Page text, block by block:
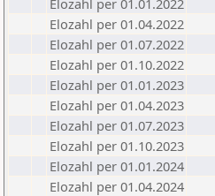
Elozahl per 01.01.2022
Elozahl per 01.04.2022
Elozahl per 01.07.2022
Elozahl per 01.10.2022
Elozahl per 01.01.2023
Elozahl per 01.04.2023
Elozahl per 01.07.2023
Elozahl per 01.10.2023
Elozahl per 01.01.2024
Elozahl per 01.04.2024